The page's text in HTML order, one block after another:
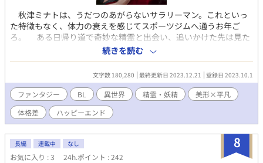
秋津ミナトは、うだつのあがらないサラリーマン。これといっ
た特徴もなく、体力の衰えを感じてスポーツジムへ通うお年ご
ろ。 ある日帰り道で奇妙な精霊と出会い、追いかけた先は見た
こともない場所。湊(ミナト)の前へ現れたのは黄金色にかがやく
瞳をした美しい男だった。ロマス帝国という古代ローマに似た巨
大な国が支配する世界で妖精に出会い、帝国の片鱗に触れてさら
にはドラゴンまで、サラリーマンだった湊の人生は激変し異なる
世界の動乱へ巻きこまれてゆく物語。 ※この物語に登場する人
物、名、団体、場所はすべてフィクションです。
続きを読む
文字数 180,280 最終更新日 2023.12.21 登録日 2023.10.1
ファンタジー BL 異世界 精霊・妖精
美形×平凡
体格差
ハッピーエンド
8
長編 連載中 なし
お気に入り : 3 24h.ポイント : 242